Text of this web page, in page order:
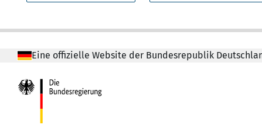
Eine offizielle Website der Bundesrepublik